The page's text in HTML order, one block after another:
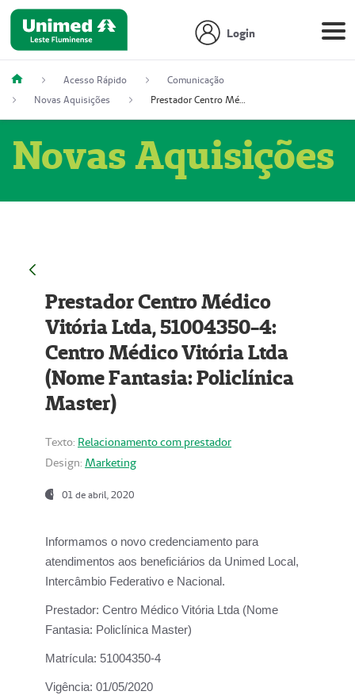
Login
Acesso Rápido
Comunicação
Novas Aquisições
Prestador Centro Médico Vitória Ltda, 51004350-4: Centro Médico Vitória Ltda (Nome Fantasia: Policlínica Master)
Novas Aquisições
Prestador Centro Médico
Vitória Ltda, 51004350-4:
Centro Médico Vitória Ltda
(Nome Fantasia: Policlínica
Master)
Texto: Relacionamento com prestador
Design: Marketing
01 de abril, 2020
Informamos o novo credenciamento para
atendimentos aos beneficiários da Unimed Local,
Intercâmbio Federativo e Nacional.
Prestador: Centro Médico Vitória Ltda (Nome
Fantasia: Policlínica Master)
Matrícula: 51004350-4
Vigência: 01/05/2020